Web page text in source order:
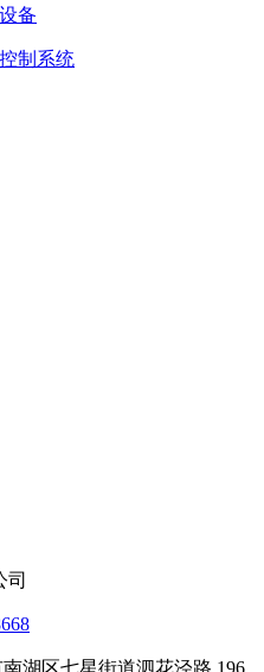
备
制系统
湖区七星街道泗花泾路 196